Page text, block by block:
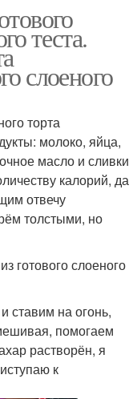
теста.
слоеного
торта
молоко, яйца,
масло и сливки
калорий, да
отвечу
толстыми, но
готового слоеного
ставим на огонь,
помогаем
растворён, я
к